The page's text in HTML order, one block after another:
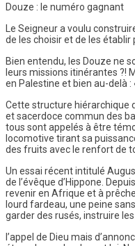
Douze : le numéro gagnant
Le Seigneur a voulu
de les choisir et de les établir
Bien entendu, les Douze ne
leurs missions itinérantes ?!
en Palestine et bien au-delà :
Cette structure hiérarchique
et sacerdoce commun des
tous sont appelés à être
locomotive tirant sa
des fruits avec le renfort de
Un essai récent intitulé
de l’évêque d’Hippone.
revenir en Afrique et à
lourd fardeau, une peine
garder des rusés, instruire
l’appel de Dieu mais